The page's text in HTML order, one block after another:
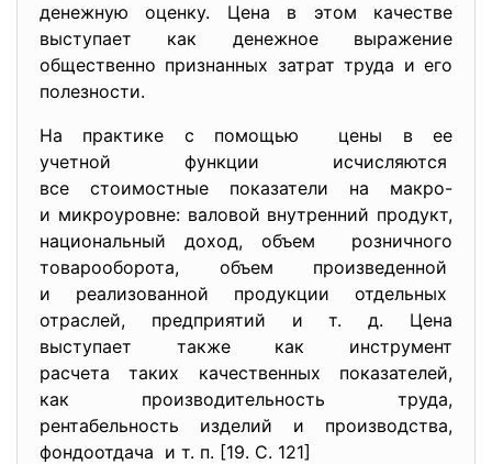
денежную оценку. Цена в этом качестве
выступает как денежное выражение
общественно признанных затрат труда и его
полезности.
На практике с помощью цены в ее
учетной функции исчисляются
все стоимостные показатели на макро-
и микроуровне: валовой внутренний продукт,
национальный доход, объем розничного
товарооборота, объем произведенной
и реализованной продукции отдельных
отраслей, предприятий и т. д. Цена
выступает также как инструмент
расчета таких качественных показателей,
как производительность труда,
рентабельность изделий и производства,
фондоотдача и т. п. [19. С. 121]